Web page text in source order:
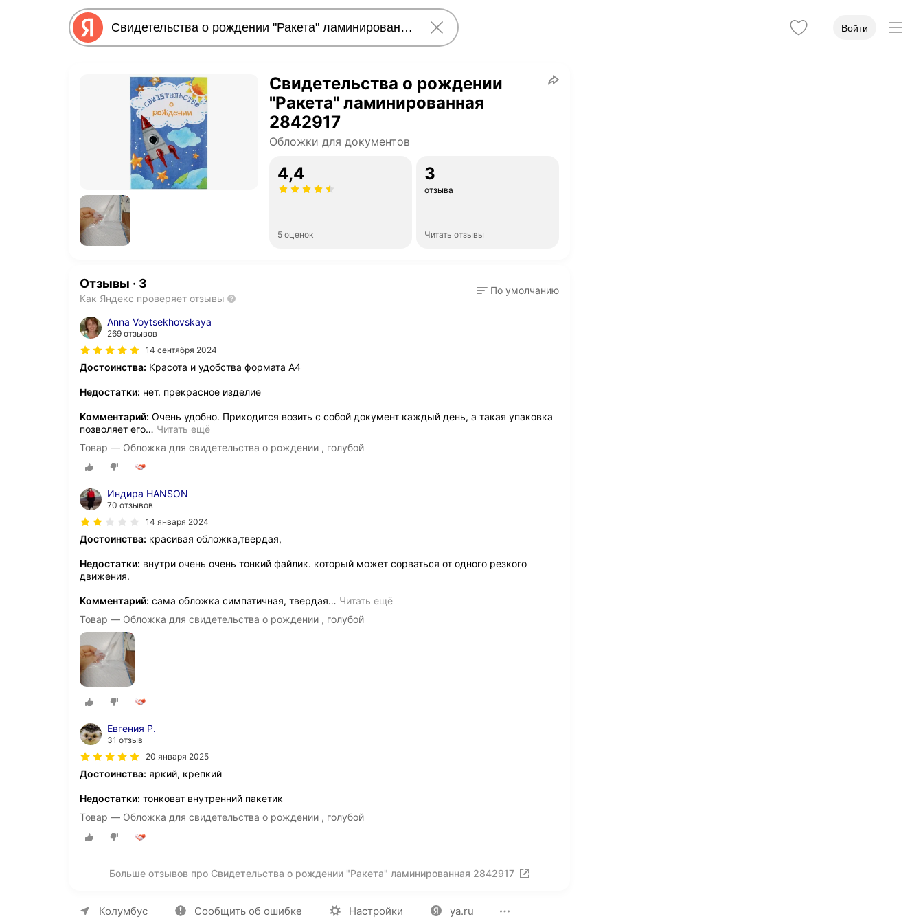
Войти
Свидетельства о рождении
"Ракета" ламинированная
2842917
Обложки для документов
4,4
5 оценок
3
отзыва
Читать отзывы
Отзывы · 3
Как Яндекс проверяет отзывы
По умолчанию
Anna Voytsekhovskaya
269 отзывов
14 сентября 2024
Достоинства: Красота и удобства формата А4
Недостатки: нет. прекрасное изделие
Комментарий: Очень удобно. Приходится возить с собой документ каждый день, а такая упаковка
позволяет его… Читать ещё
Товар — Обложка для свидетельства о рождении , голубой
Индира HANSON
70 отзывов
14 января 2024
Достоинства: красивая обложка,твердая,
Недостатки: внутри очень очень тонкий файлик. который может сорваться от одного резкого
движения.
Комментарий: сама обложка симпатичная, твердая… Читать ещё
Товар — Обложка для свидетельства о рождении , голубой
Евгения Р.
31 отзыв
20 января 2025
Достоинства: яркий, крепкий
Недостатки: тонковат внутренний пакетик
Товар — Обложка для свидетельства о рождении , голубой
Больше отзывов про Свидетельства о рождении "Ракета" ламинированная 2842917
Колумбус Сообщить об ошибке Настройки ya.ru